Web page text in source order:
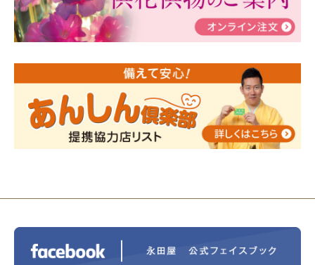
2024/01/19令和6年能登半島地震災害の寄付のご報
告
人形供養 寄付のご報告
2023/12/16終活なるほど教室＠小さな家族葬ハウ
ス®上鶴間 エンディングノートを書いてみよう！
2023/11/29 永田屋創業110周年記念式典 レンブラ
ントホテル東京町田